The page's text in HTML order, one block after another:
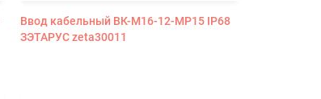
Ввод кабельный ВК-М16-12-МР15 IP68
ЗЭТАРУС zeta30011